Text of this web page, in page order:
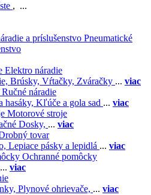
, ...
Pneumatické
Elektro náradie
Brúsky, Vŕtačky, Zváračky ... viac
Ručné náradie
hasáky, Kľúče a gola sad ... viac
Motorové stroje
Dosky, ... viac
tovar
Lepiace pásky a lepidlá ... viac
Ochranné pomôcky
... viac
Plynové ohrievače, ... viac